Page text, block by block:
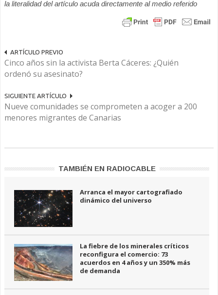
la literalidad del artículo acuda directamente al medio referido
ARTÍCULO PREVIO
Cinco años sin la activista Berta Cáceres: ¿Quién
ordenó su asesinato?
SIGUIENTE ARTÍCULO
Nueve comunidades se comprometen a acoger a 200
menores migrantes de Canarias
TAMBIÉN EN RADIOCABLE
Arranca el mayor cartografiado
dinámico del universo
La fiebre de los minerales críticos
reconfigura el comercio: 73
acuerdos en 4 años y un 350% más
de demanda